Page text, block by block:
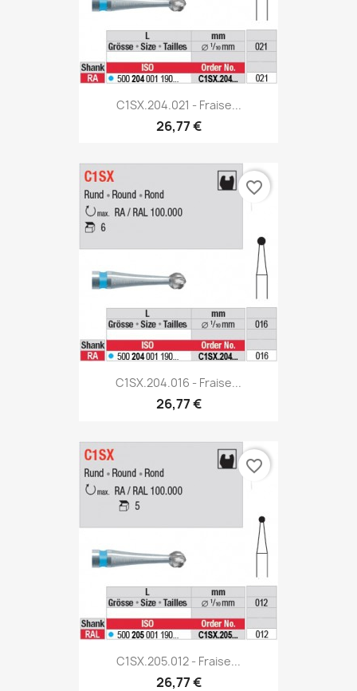
C1SX.204.021 - Fraise...
26,77 €
C1SX.204.016 - Fraise...
26,77 €
favorite_border
C1SX.205.012 - Fraise...
26,77 €
favorite_border